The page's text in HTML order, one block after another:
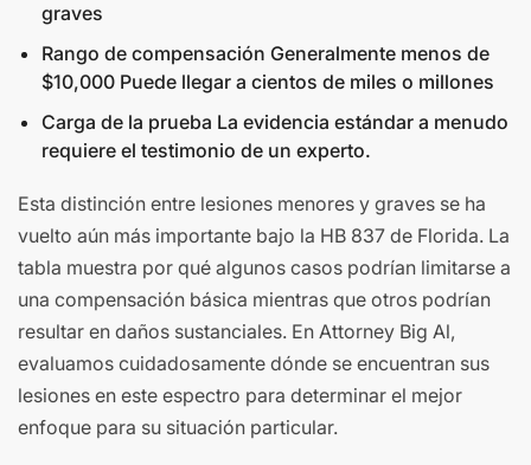
graves
Rango de compensación Generalmente menos de
$10,000 Puede llegar a cientos de miles o millones
Carga de la prueba La evidencia estándar a menudo
requiere el testimonio de un experto.
Esta distinción entre lesiones menores y graves se ha
vuelto aún más importante bajo la HB 837 de Florida. La
tabla muestra por qué algunos casos podrían limitarse a
una compensación básica mientras que otros podrían
resultar en daños sustanciales. En Attorney Big Al,
evaluamos cuidadosamente dónde se encuentran sus
lesiones en este espectro para determinar el mejor
enfoque para su situación particular.